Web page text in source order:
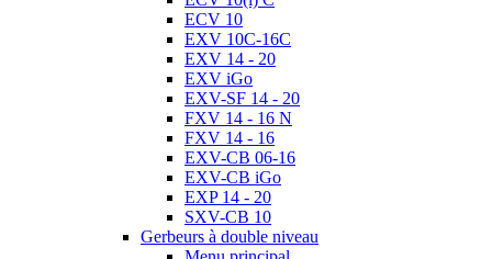
ECV 10
EXV 10C-16C
EXV 14 - 20
EXV iGo
EXV-SF 14 - 20
FXV 14 - 16 N
FXV 14 - 16
EXV-CB 06-16
EXV-CB iGo
EXP 14 - 20
SXV-CB 10
Gerbeurs à double niveau